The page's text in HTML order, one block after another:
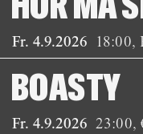
Fr. 4.9.2026 18:00,
Fr. 4.9.2026 23:00,
BOASTY